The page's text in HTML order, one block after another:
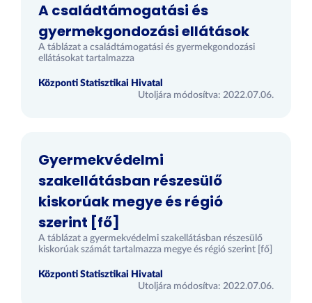
A családtámogatási és
gyermekgondozási ellátások
A táblázat a családtámogatási és gyermekgondozási
ellátásokat tartalmazza
Központi Statisztikai Hivatal
Utoljára módosítva: 2022.07.06.
Gyermekvédelmi
szakellátásban részesülő
kiskorúak megye és régió
szerint [fő]
A táblázat a gyermekvédelmi szakellátásban részesülő
kiskorúak számát tartalmazza megye és régió szerint [fő]
Központi Statisztikai Hivatal
Utoljára módosítva: 2022.07.06.